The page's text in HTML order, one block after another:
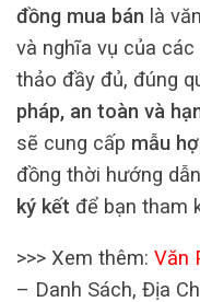
đồng mua bán là
và nghĩa vụ của
thảo đầy đủ, đúng
pháp, an toàn và
sẽ cung cấp mẫu
đồng thời hướng dẫn
ký kết để bạn tham
>>> Xem thêm: Văn
– Danh Sách, Địa